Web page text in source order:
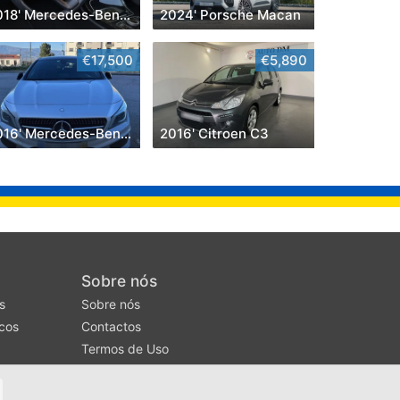
2018' Mercedes-Benz Classe C 2024' Porsche Macan
€17,500
2016' Mercedes-Benz Classe Cla
€5,890
2016' Citroen C3
Sobre nós
Sobre nós
Contactos
Termos de Uso